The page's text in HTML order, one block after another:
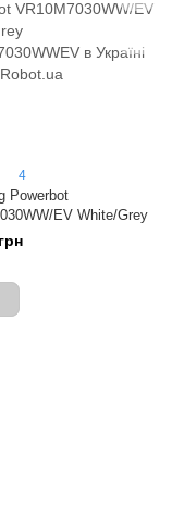
4
Powerbot
EV White/Grey